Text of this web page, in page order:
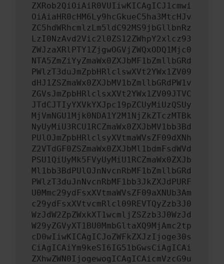
ZXRob2QiOiAiR0VUIiwKICAgICJ1cmwi
OiAiaHR0cHM6Ly9hcGkueC5ha3MtcHJv
ZC5hdWRhcmlzLm5ldC92MS9jbGllbnRz
LzI0NzAvd2Vic2l0ZS12ZWhpY2xlcz93
ZWJzaXRlPTY1ZjgwOGVjZWQxODQ1Mjc0
NTA5ZmZiYyZmaWx0ZXJbMF1bZmllbGRd
PWlzT3duJmZpbHRlclswXVt2YWx1ZV09
dHJ1ZSZmaWx0ZXJbMV1bZmllbGRdPW1v
ZGVsJmZpbHRlclsxXVt2YWx1ZV09JTVC
JTdCJTIyYXVkYXJpc19pZCUyMiUzQSUy
MjVmNGU1Mjk0NDA1Y2M1NjZkZTczMTBk
NyUyMiU3RCU1RCZmaWx0ZXJbMV1bb3Bd
PUlOJmZpbHRlclsyXVtmaWVsZF09dXNh
Z2VTdGF0ZSZmaWx0ZXJbMl1bdmFsdWVd
PSU1QiUyMk5FVyUyMiU1RCZmaWx0ZXJb
Ml1bb3BdPUlOJnNvcnRbMF1bZmllbGRd
PWlzT3duJnNvcnRbMF1bb3JkZXJdPURF
U0Mmc29ydFsxXVtmaWVsZF09aXNUb3Am
c29ydFsxXVtvcmRlcl09REVTQyZzb3J0
WzJdW2ZpZWxkXT1wcmljZSZzb3J0WzJd
W29yZGVyXT1BU0MmbGltaXQ9MjAmc2tp
cD0wIiwKICAgICJoZWFkZXJzIjoge30s
CiAgICAiYm9keSI6IG51bGwsCiAgICAi
ZXhwZWN0IjogewogICAgICAicmVzcG9u